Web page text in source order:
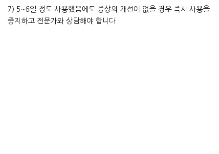
7) 5~6일 정도 사용했음에도 증상의 개선이 없을 경우 즉시 사용을
중지하고 전문가와 상담해야 합니다.